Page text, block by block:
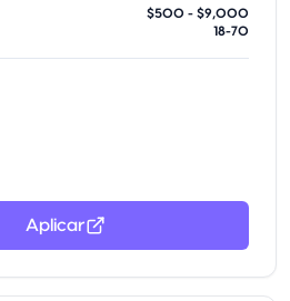
$500 - $9,000
18-70
Aplicar